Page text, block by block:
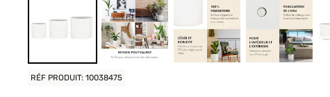
RÉF PRODUIT: 10038475